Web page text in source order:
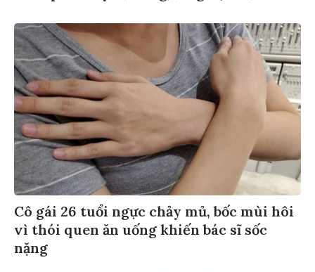
Cô gái 26 tuổi ngực chảy mủ, bốc mùi hôi
vì thói quen ăn uống khiến bác sĩ sốc
nặng